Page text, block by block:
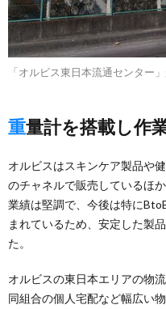
「オルビス東日本流通センター
重量計を搭載し作
オルビスはスキンケア製品や
のチャネルで販売しているほ
業績は堅調で、今後は特に
まれているため、安定した製
た。
オルビスの東日本エリアの物
同組合の個人宅配など幅広い